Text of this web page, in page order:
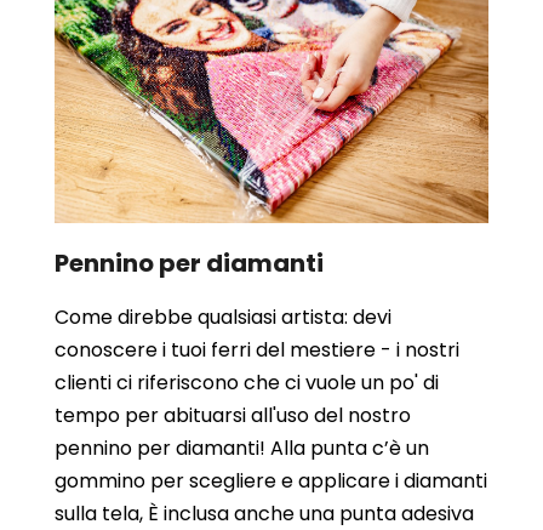
Pennino per diamanti
Come direbbe qualsiasi artista: devi
conoscere i tuoi ferri del mestiere - i nostri
clienti ci riferiscono che ci vuole un po' di
tempo per abituarsi all'uso del nostro
pennino per diamanti! Alla punta c’è un
gommino per scegliere e applicare i diamanti
sulla tela, È inclusa anche una punta adesiva